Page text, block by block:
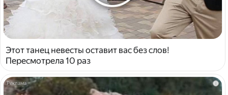
Этот танец невесты оставит вас без слов!
Пересмотрела 10 раз
i